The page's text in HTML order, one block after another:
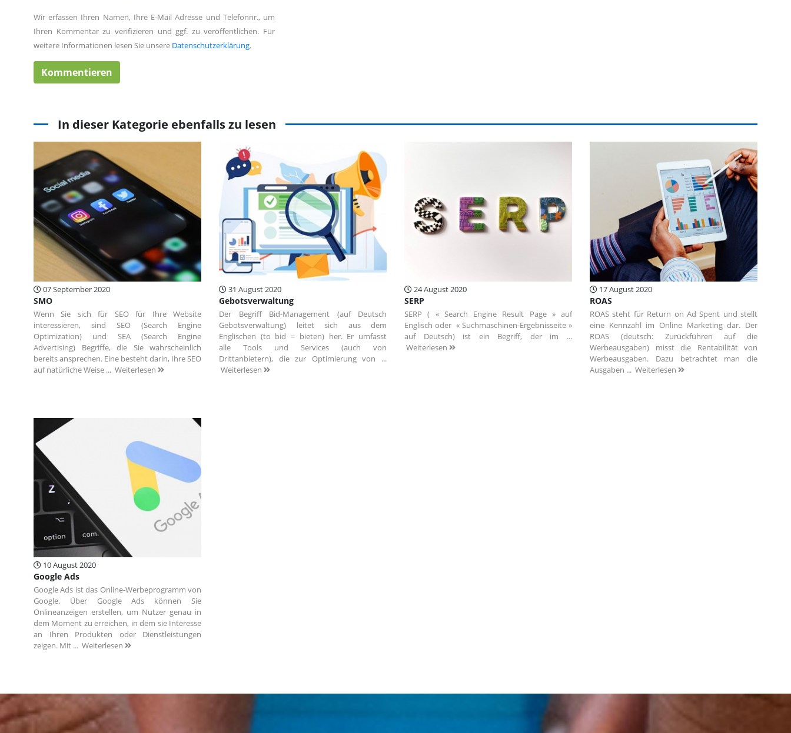
Wir erfassen Ihren Namen, Ihre E-Mail Adresse und Telefonnr., um
Ihren Kommentar zu verifizieren und ggf. zu veröffentlichen. Für
weitere Informationen lesen Sie unsere Datenschutzerklärung.
In dieser Kategorie ebenfalls zu lesen
07 September 2020
SMO
Wenn Sie sich für SEO für Ihre Website
interessieren, sind SEO (Search Engine
Optimization) und SEA (Search Engine
Advertising) Begriffe, die Sie wahrscheinlich
bereits ansprechen. Eine besteht darin, Ihre SEO
auf natürliche Weise ... Weiterlesen
31 August 2020
Gebotsverwaltung
Der Begriff Bid-Management (auf Deutsch
Gebotsverwaltung) leitet sich aus dem
Englischen (to bid = bieten) her. Er umfasst
alle Tools und Services (auch von
Drittanbietern), die zur Optimierung von ...
Weiterlesen
24 August 2020
SERP
SERP ( « Search Engine Result Page » auf
Englisch oder « Suchmaschinen-Ergebnisseite »
auf Deutsch) ist ein Begriff, der im ...
Weiterlesen
17 August 2020
ROAS
ROAS steht für Return on Ad Spent und stellt
eine Kennzahl im Online Marketing dar. Der
ROAS (deutsch: Zurückführen auf die
Werbeausgaben) misst die Rentabilität von
Werbeausgaben. Dazu betrachtet man die
Ausgaben ... Weiterlesen
10 August 2020
Google Ads
Google Ads ist das Online-Werbeprogramm von
Google. Über Google Ads können Sie
Onlineanzeigen erstellen, um Nutzer genau in
dem Moment zu erreichen, in dem sie Interesse
an Ihren Produkten oder Dienstleistungen
zeigen. Mit ... Weiterlesen